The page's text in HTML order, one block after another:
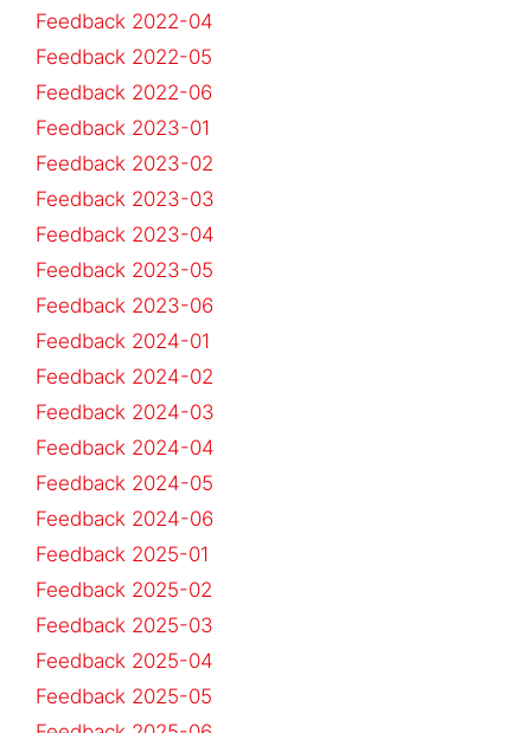
Feedback 2022-04
Feedback 2022-05
Feedback 2022-06
Feedback 2023-01
Feedback 2023-02
Feedback 2023-03
Feedback 2023-04
Feedback 2023-05
Feedback 2023-06
Feedback 2024-01
Feedback 2024-02
Feedback 2024-03
Feedback 2024-04
Feedback 2024-05
Feedback 2024-06
Feedback 2025-01
Feedback 2025-02
Feedback 2025-03
Feedback 2025-04
Feedback 2025-05